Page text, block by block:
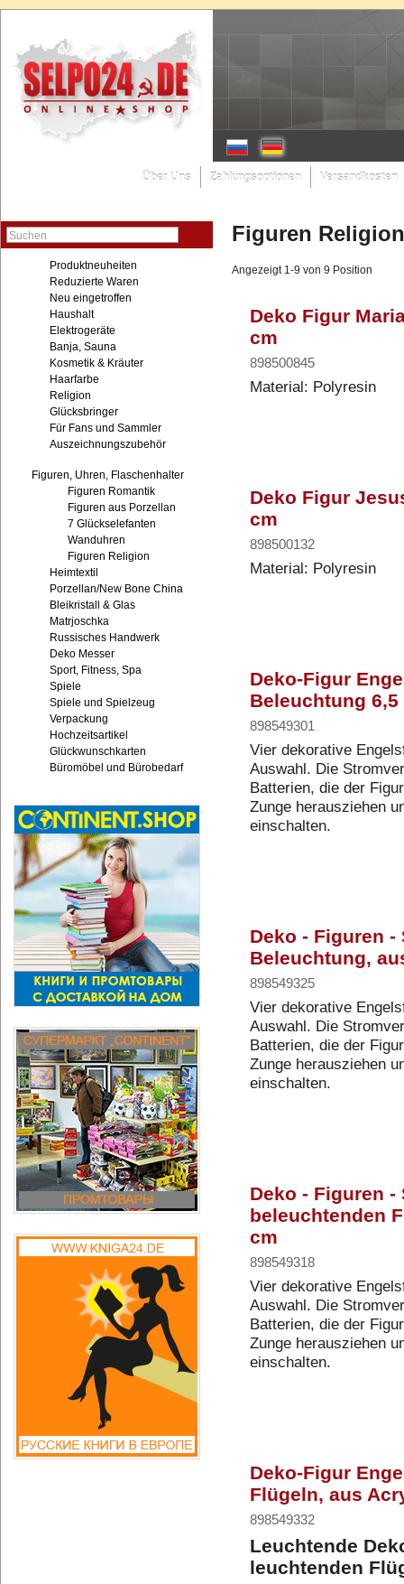
Über Uns Zahlungsoptionen Versandkosten
Suchen
Produktneuheiten
Reduzierte Waren
Neu eingetroffen
Haushalt
Elektrogeräte
Banja, Sauna
Kosmetik & Kräuter
Haarfarbe
Religion
Glücksbringer
Für Fans und Sammler
Auszeichnungszubehör
Figuren, Uhren, Flaschenhalter
Figuren Romantik
Figuren aus Porzellan
7 Glückselefanten
Wanduhren
Figuren Religion
Heimtextil
Porzellan/New Bone China
Bleikristall & Glas
Matrjoschka
Russisches Handwerk
Deko Messer
Sport, Fitness, Spa
Spiele
Spiele und Spielzeug
Verpackung
Hochzeitsartikel
Glückwunschkarten
Büromöbel und Bürobedarf
Figuren Religion
Angezeigt 1-9 von 9 Position
Deko Figur
cm
898500845
Material: Polyresin
Deko Figur
cm
898500132
Material: Polyresin
Deko-Figur
Beleuchtung 6,5
898549301
Vier dekorative
Auswahl. Die
Batterien, die der
Zunge herausziehen
einschalten.
Deko - Figuren
Beleuchtung,
898549325
Vier dekorative
Auswahl. Die
Batterien, die der
Zunge herausziehen
einschalten.
Deko - Figuren -
beleuchtenden
cm
898549318
Vier dekorative
Auswahl. Die
Batterien, die der
Zunge herausziehen
einschalten.
Deko-Figur
Flügeln, aus
898549332
Leuchtende
leuchtenden